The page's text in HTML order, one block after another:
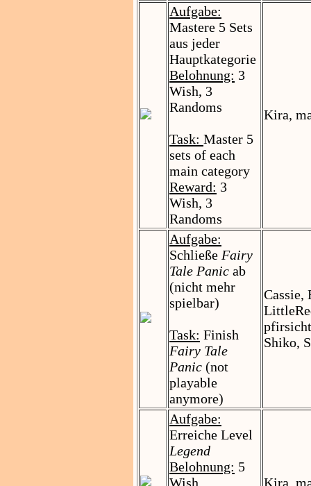
Aufgabe:
Mastere 5 Sets
aus jeder
Hauptkategorie
Belohnung: 3
Wish, 3
Randoms
Task: Master 5
sets of each
main category
Reward: 3
Wish, 3
Randoms
Kira,
Aufgabe:
Schließe Fairy
Tale Panic ab
(nicht mehr
spielbar)
Task: Finish
Fairy Tale
Panic (not
playable
anymore)
Shiko,
Aufgabe:
Erreiche Level
Legend
Belohnung: 5
Wish
Kira,